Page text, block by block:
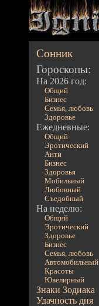
Сонник
Гороскопы:
На 2026 год:
Общий
Бизнес
Семья, любовь
Здоровье
Ежедневные:
Общий
Эротический
Анти
Бизнес
Здоровья
Мобильный
Любовный
Съедобный
На неделю:
Общий
Эротический
Здоровье
Бизнес
Семья, любовь
Автомобильный
Красоты
Ювелирный
Знаки Зодиака
Удачность дня